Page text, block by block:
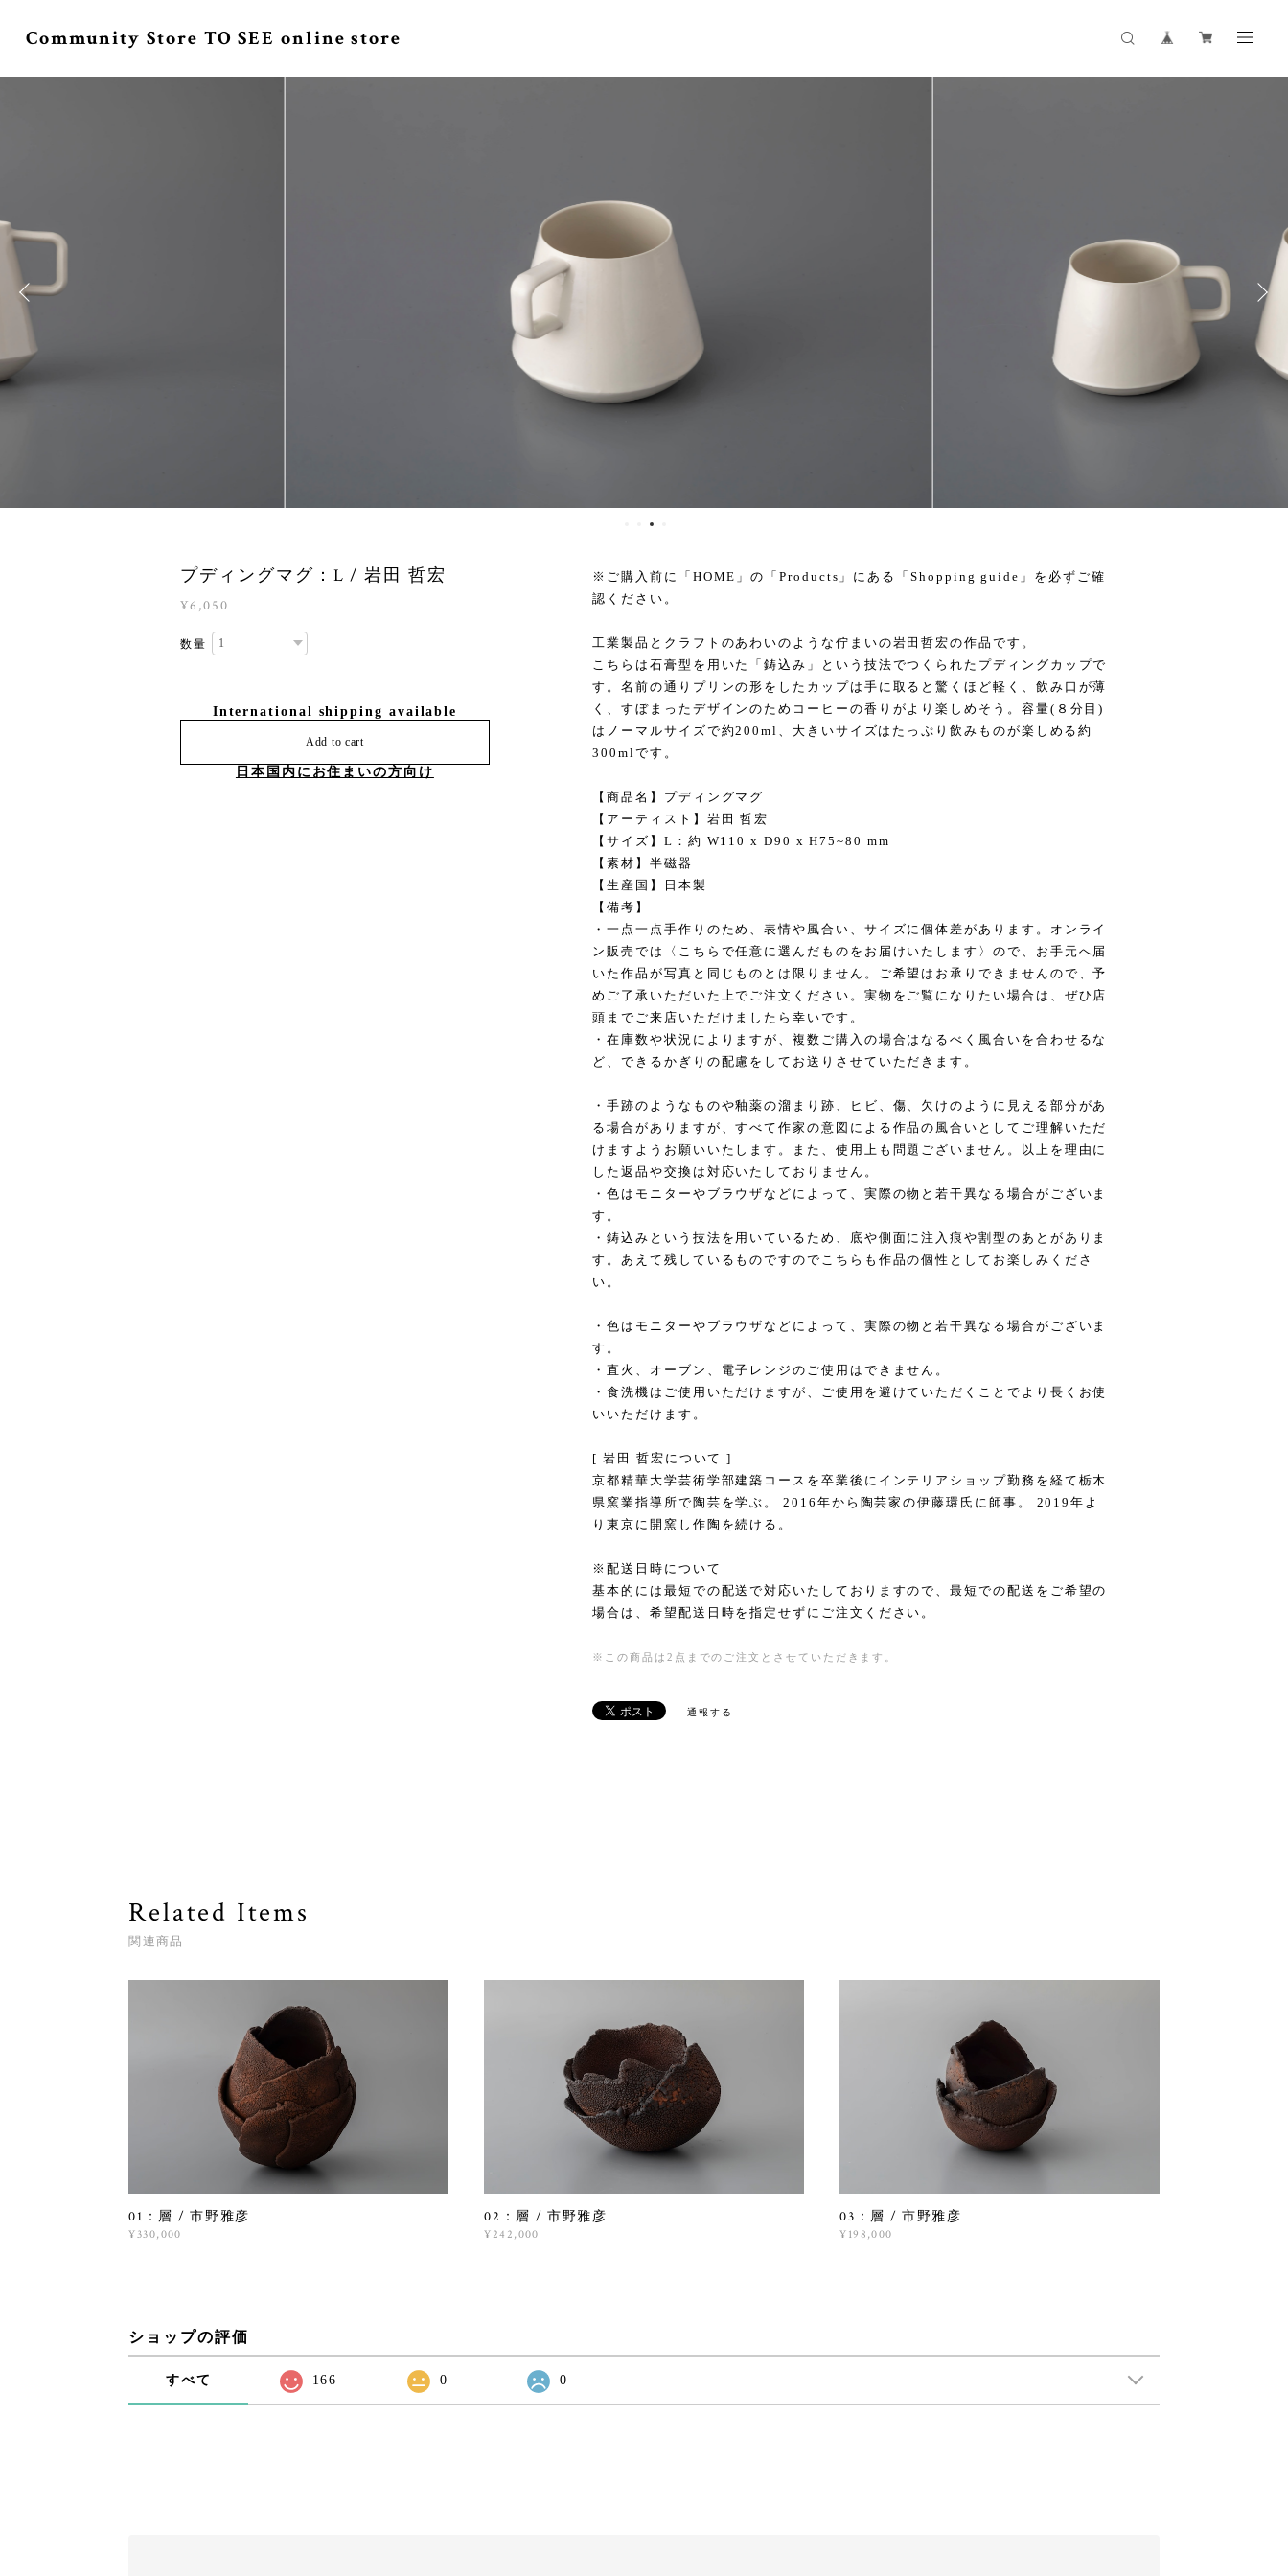
Community Store TO SEE online store
プディングマグ：L / 岩田 哲宏
¥6,050
数量
International shipping available
Add to cart
日本国内にお住まいの方向け
※ご購入前に「HOME」の「Products」にある「Shopping guide」を必ずご確
認ください。
工業製品とクラフトのあわいのような佇まいの岩田哲宏の作品です。
こちらは石膏型を用いた「鋳込み」という技法でつくられたプディングカップで
す。名前の通りプリンの形をしたカップは手に取ると驚くほど軽く、飲み口が薄
く、すぼまったデザインのためコーヒーの香りがより楽しめそう。容量(８分目)
はノーマルサイズで約200ml、大きいサイズはたっぷり飲みものが楽しめる約
300mlです。
【商品名】プディングマグ
【アーティスト】岩田 哲宏
【サイズ】L：約 W110 x D90 x H75~80 mm
【素材】半磁器
【生産国】日本製
【備考】
・一点一点手作りのため、表情や風合い、サイズに個体差があります。オンライ
ン販売では〈こちらで任意に選んだものをお届けいたします〉ので、お手元へ届
いた作品が写真と同じものとは限りません。ご希望はお承りできませんので、予
めご了承いただいた上でご注文ください。実物をご覧になりたい場合は、ぜひ店
頭までご来店いただけましたら幸いです。
・在庫数や状況によりますが、複数ご購入の場合はなるべく風合いを合わせるな
ど、できるかぎりの配慮をしてお送りさせていただきます。
・手跡のようなものや釉薬の溜まり跡、ヒビ、傷、欠けのように見える部分があ
る場合がありますが、すべて作家の意図による作品の風合いとしてご理解いただ
けますようお願いいたします。また、使用上も問題ございません。以上を理由に
した返品や交換は対応いたしておりません。
・色はモニターやブラウザなどによって、実際の物と若干異なる場合がございま
す。
・鋳込みという技法を用いているため、底や側面に注入痕や割型のあとがありま
す。あえて残しているものですのでこちらも作品の個性としてお楽しみくださ
い。
・色はモニターやブラウザなどによって、実際の物と若干異なる場合がございま
す。
・直火、オーブン、電子レンジのご使用はできません。
・食洗機はご使用いただけますが、ご使用を避けていただくことでより長くお使
いいただけます。
[ 岩田 哲宏について ]
京都精華大学芸術学部建築コースを卒業後にインテリアショップ勤務を経て栃木
県窯業指導所で陶芸を学ぶ。 2016年から陶芸家の伊藤環氏に師事。 2019年よ
り東京に開窯し作陶を続ける。
※配送日時について
基本的には最短での配送で対応いたしておりますので、最短での配送をご希望の
場合は、希望配送日時を指定せずにご注文ください。
※この商品は2点までのご注文とさせていただきます。
通報する
Related Items
関連商品
01：層 / 市野雅彦
¥330,000
02：層 / 市野雅彦
¥242,000
03：層 / 市野雅彦
¥198,000
ショップの評価
すべて 166 0 0